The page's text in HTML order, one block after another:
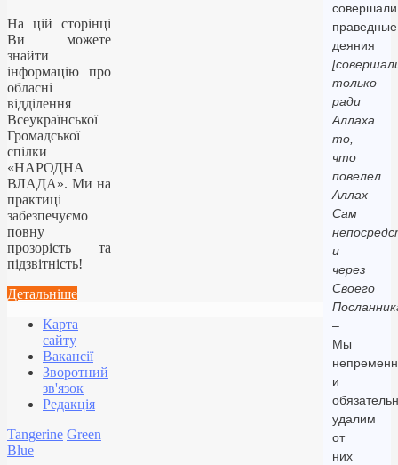
совершали
праведные
деяния
только
ради
Аллаха
то,
что
повелел
Аллах
Сам
и
через
Своего
–
Мы
и
удалим
от
них
На цій сторінці
Ви можете
знайти
інформацію про
обласні
відділення
Всеукраїнської
Громадської
спілки
«НАРОДНА
ВЛАДА». Ми на
практиці
забезпечуємо
повну
прозорість та
підзвітність!
Детальніше
Карта
сайту
Вакансії
Зворотний
зв'язок
Редакція
Tangerine Green
Blue